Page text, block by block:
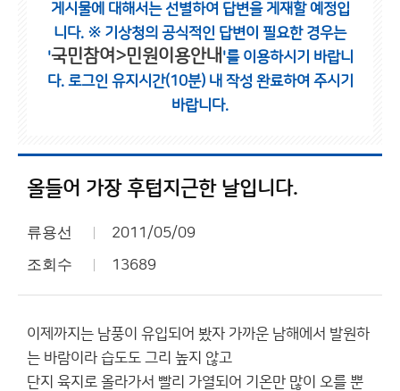
게시물에 대해서는 선별하여 답변을 게재할 예정입
니다. ※ 기상청의 공식적인 답변이 필요한 경우는
'국민참여>민원이용안내 '를 이용하시기 바랍니
다. 로그인 유지시간(10분) 내 작성 완료하여 주시기
바랍니다.
올들어 가장 후텁지근한 날입니다.
류용선 2011/05/09
조회수 13689
이제까지는 남풍이 유입되어 봤자 가까운 남해에서 발원하
는 바람이라 습도도 그리 높지 않고
단지 육지로 올라가서 빨리 가열되어 기온만 많이 오를 뿐